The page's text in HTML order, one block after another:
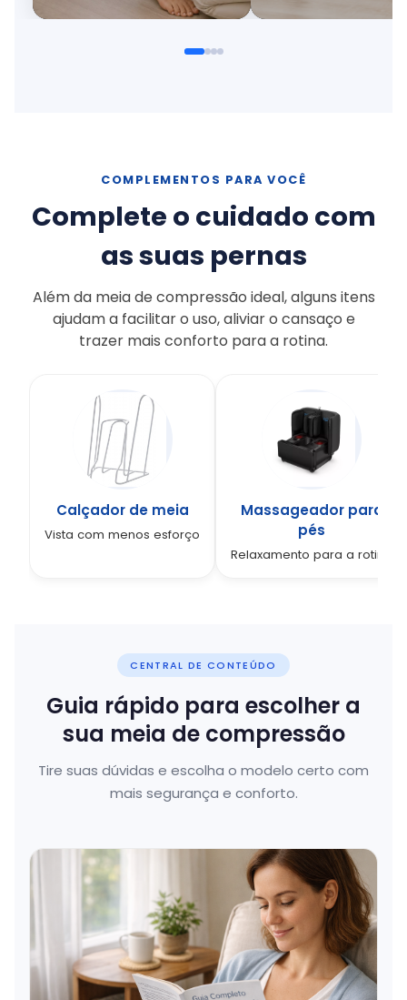
COMPLEMENTOS PARA VOCÊ
Complete o cuidado com
as suas pernas
Além da meia de compressão ideal, alguns itens
ajudam a facilitar o uso, aliviar o cansaço e
trazer mais conforto para a rotina.
Calçador de meia
Vista com menos esforço
Massageador para
pés
Relaxamento para a rotina
CENTRAL DE CONTEÚDO
Guia rápido para escolher a
sua meia de compressão
Tire suas dúvidas e escolha o modelo certo com
mais segurança e conforto.